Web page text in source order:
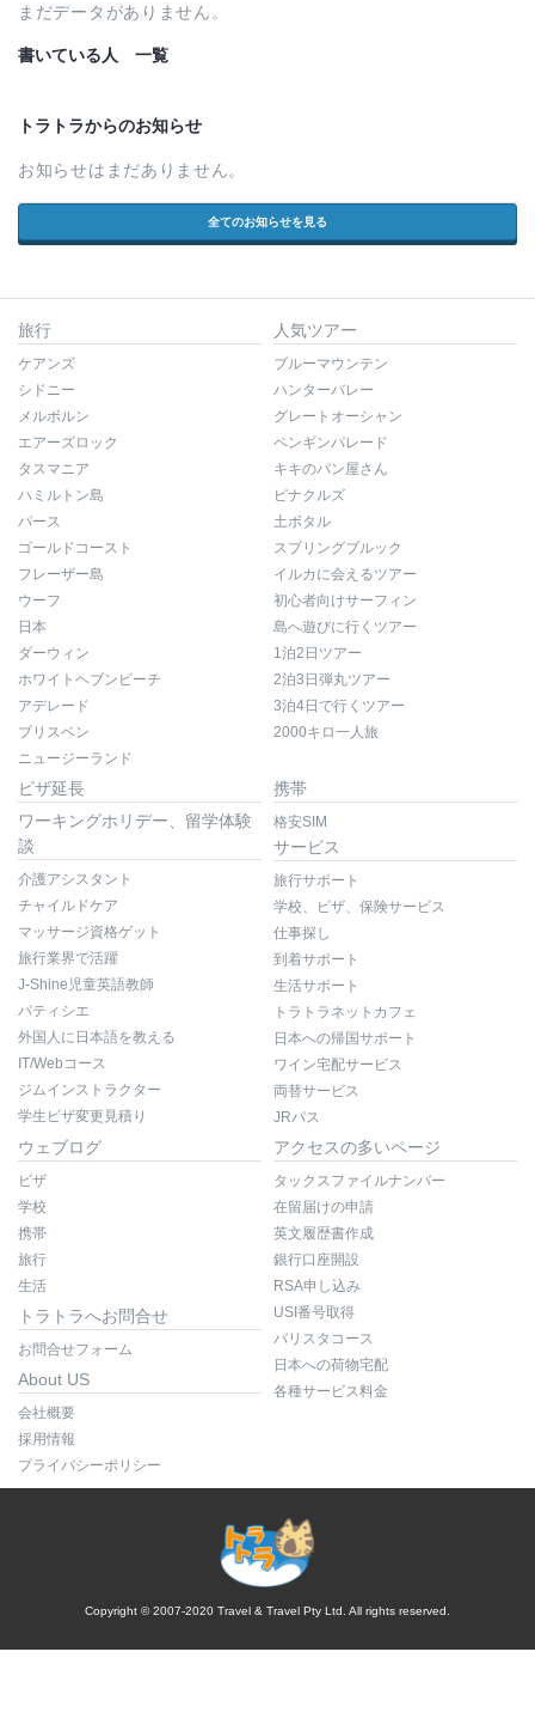
まだデータがありません。
書いている人 一覧
トラトラからのお知らせ
お知らせはまだありません。
全てのお知らせを見る
旅行
ケアンズ
シドニー
メルボルン
エアーズロック
タスマニア
ハミルトン島
パース
ゴールドコースト
フレーザー島
ウーフ
日本
ダーウィン
ホワイトヘブンビーチ
アデレード
ブリスベン
ニュージーランド
人気ツアー
ブルーマウンテン
ハンターバレー
グレートオーシャン
ペンギンパレード
キキのパン屋さん
ピナクルズ
土ボタル
スプリングブルック
イルカに会えるツアー
初心者向けサーフィン
島へ遊びに行くツアー
1泊2日ツアー
2泊3日弾丸ツアー
3泊4日で行くツアー
2000キロ一人旅
ビザ延長
ワーキングホリデー、留学体験
談
介護アシスタント
チャイルドケア
マッサージ資格ゲット
旅行業界で活躍
J-Shine児童英語教師
パティシエ
外国人に日本語を教える
IT/Webコース
ジムインストラクター
学生ビザ変更見積り
携帯
格安SIM
サービス
旅行サポート
学校、ビザ、保険サービス
仕事探し
到着サポート
生活サポート
トラトラネットカフェ
日本への帰国サポート
ワイン宅配サービス
両替サービス
JRパス
ウェブログ
ビザ
学校
携帯
旅行
生活
トラトラへお問合せ
お問合せフォーム
About US
会社概要
採用情報
プライバシーポリシー
アクセスの多いページ
タックスファイルナンバー
在留届けの申請
英文履歴書作成
銀行口座開設
RSA申し込み
USI番号取得
バリスタコース
日本への荷物宅配
各種サービス料金
Copyright © 2007-2020 Travel & Travel Pty Ltd. All rights reserved.